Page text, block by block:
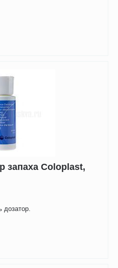
запаха Coloplast,